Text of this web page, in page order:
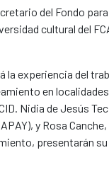
del Fondo
cultural del
experiencia del
en
Nidia de Jesús
y Rosa
presentarán